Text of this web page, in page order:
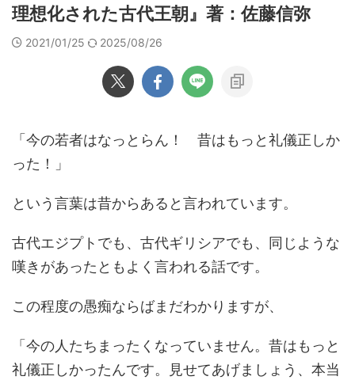
理想化された古代王朝』著：佐藤信弥
2021/01/25 2025/08/26
「今の若者はなっとらん！ 昔はもっと礼儀正しか
った！」
という言葉は昔からあると言われています。
古代エジプトでも、古代ギリシアでも、同じような
嘆きがあったともよく言われる話です。
この程度の愚痴ならばまだわかりますが、
「今の人たちまったくなっていません。昔はもっと
礼儀正しかったんです。見せてあげましょう、本当